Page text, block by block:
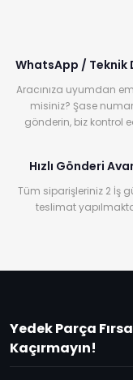
WhatsApp / Teknik
Aracınıza uyumdan
misiniz? Şase
gönderin, biz kontrol
Hızlı Gönderi
Tüm siparişleriniz 2 İş
teslimat
Yedek Parça
Kaçırmayın!